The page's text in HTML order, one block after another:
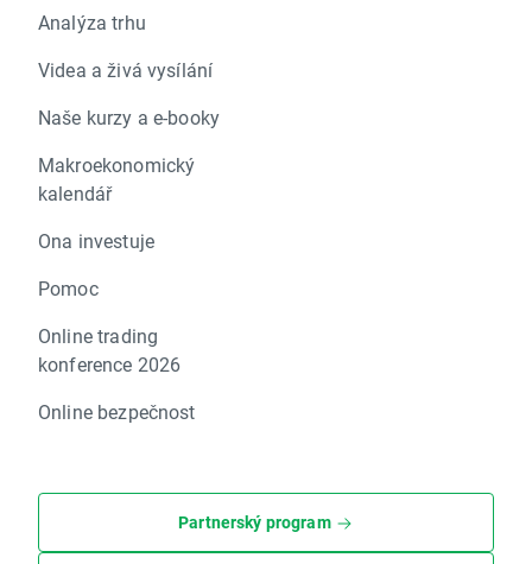
Analýza trhu
Videa a živá vysílání
Naše kurzy a e-booky
Makroekonomický
kalendář
Ona investuje
Pomoc
Online trading
konference 2026
Online bezpečnost
Partnerský program